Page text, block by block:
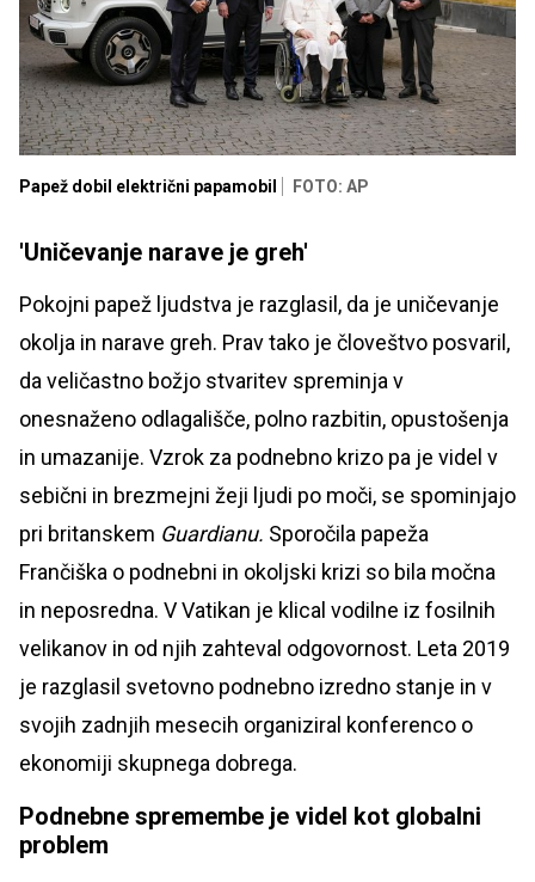
Papež dobil električni papamobil FOTO: AP
'Uničevanje narave je greh'
Pokojni papež ljudstva je razglasil, da je uničevanje
okolja in narave greh. Prav tako je človeštvo posvaril,
da veličastno božjo stvaritev spreminja v
onesnaženo odlagališče, polno razbitin, opustošenja
in umazanije. Vzrok za podnebno krizo pa je videl v
sebični in brezmejni žeji ljudi po moči, se spominjajo
pri britanskem Guardianu. Sporočila papeža
Frančiška o podnebni in okoljski krizi so bila močna
in neposredna. V Vatikan je klical vodilne iz fosilnih
velikanov in od njih zahteval odgovornost. Leta 2019
je razglasil svetovno podnebno izredno stanje in v
svojih zadnjih mesecih organiziral konferenco o
ekonomiji skupnega dobrega.
Podnebne spremembe je videl kot globalni
problem